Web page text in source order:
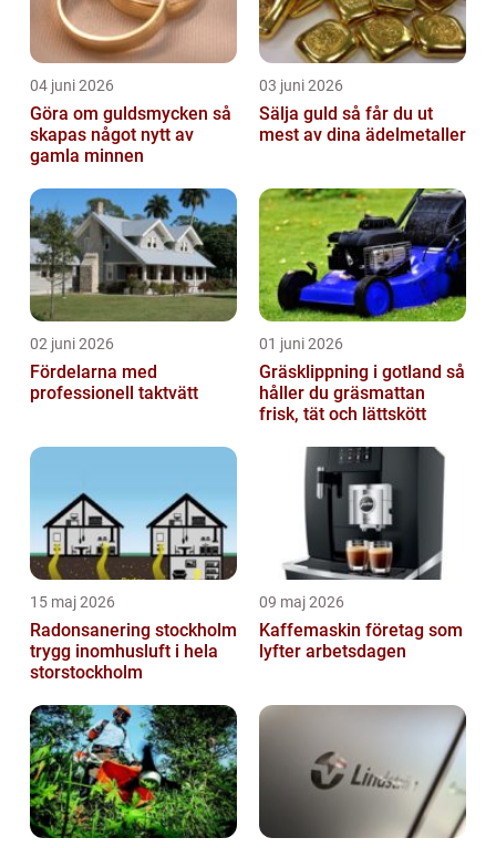
04 juni 2026
Göra om guldsmycken så
skapas något nytt av
gamla minnen
03 juni 2026
Sälja guld så får du ut
mest av dina ädelmetaller
02 juni 2026
Fördelarna med
professionell taktvätt
01 juni 2026
Gräsklippning i gotland så
håller du gräsmattan
frisk, tät och lättskött
15 maj 2026
Radonsanering stockholm
trygg inomhusluft i hela
storstockholm
09 maj 2026
Kaffemaskin företag som
lyfter arbetsdagen